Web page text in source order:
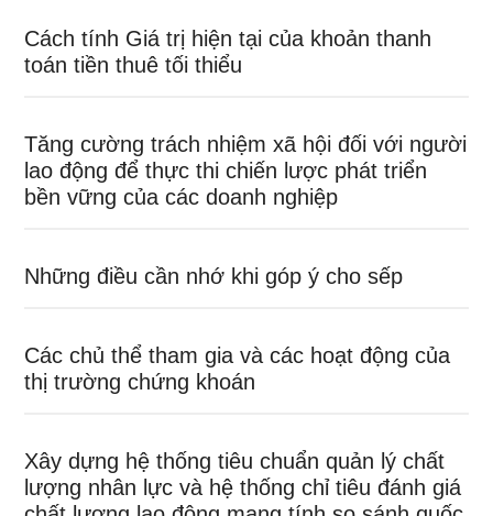
Cách tính Giá trị hiện tại của khoản thanh
toán tiền thuê tối thiểu
Tăng cường trách nhiệm xã hội đối với người
lao động để thực thi chiến lược phát triển
bền vững của các doanh nghiệp
Những điều cần nhớ khi góp ý cho sếp
Các chủ thể tham gia và các hoạt động của
thị trường chứng khoán
Xây dựng hệ thống tiêu chuẩn quản lý chất
lượng nhân lực và hệ thống chỉ tiêu đánh giá